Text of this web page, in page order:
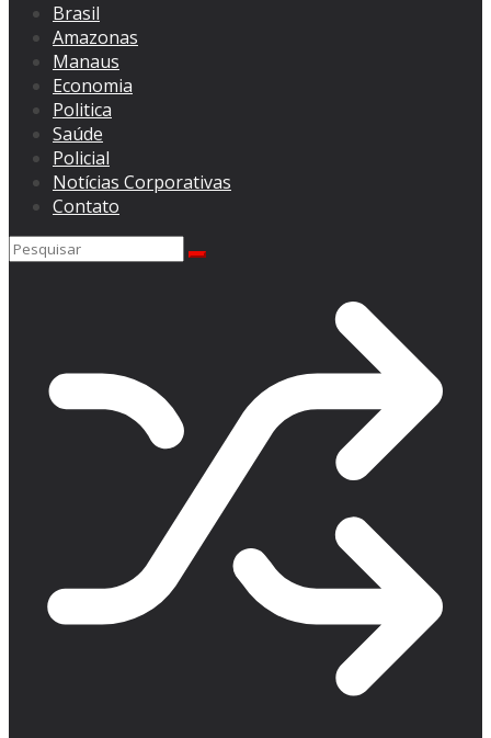
Brasil
Amazonas
Manaus
Economia
Politica
Saúde
Policial
Notícias Corporativas
Contato